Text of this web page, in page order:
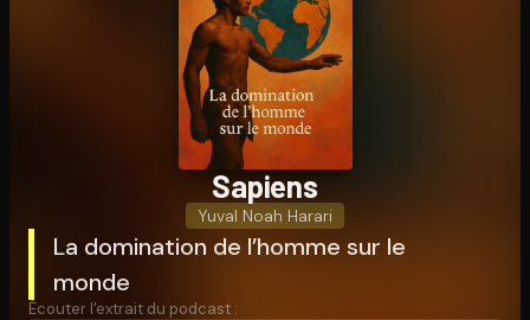
Sapiens
Yuval Noah Harari
La domination de l’homme sur le
monde
Écouter l'extrait du podcast :